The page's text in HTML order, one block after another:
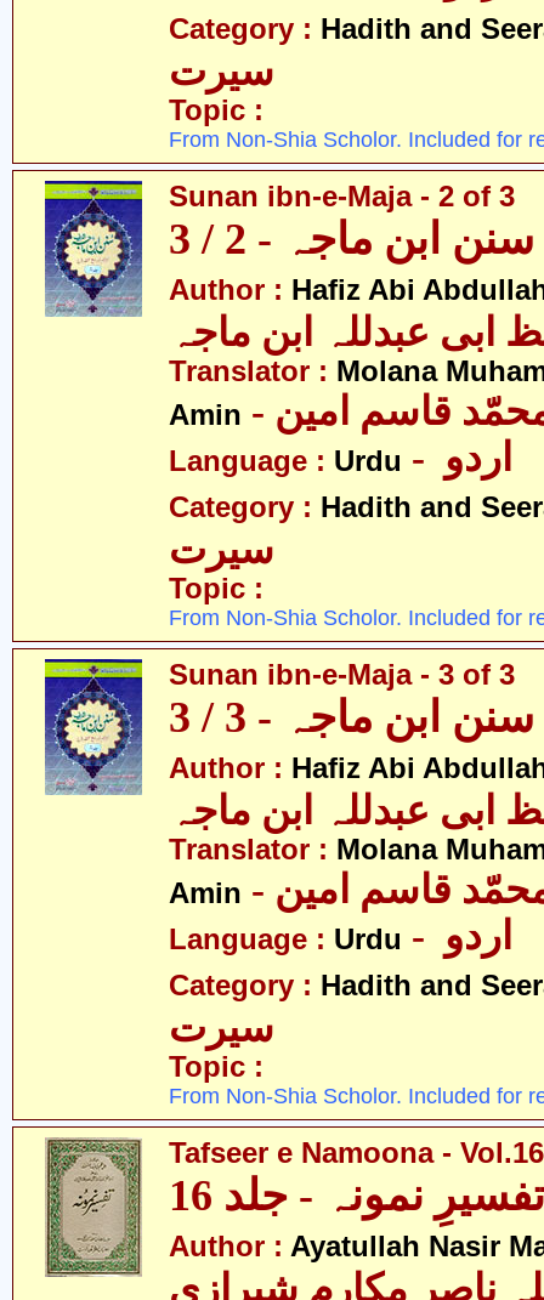
Category : Hadith and
سیرت
Topic :
From Non-Shia Scholor. Included for
Sunan ibn-e-Maja - 2 of 3
سنن ابن ماجہ - 2 / 3
Author : Hafiz Abi
ابی عبدللہ ابن ماجہ
Translator : Molana
Amin
محمّد قاسم امین
Language : Urdu
Category : Hadith and
سیرت
Topic :
From Non-Shia Scholor. Included for
Sunan ibn-e-Maja - 3 of 3
سنن ابن ماجہ - 3 / 3
Author : Hafiz Abi
ابی عبدللہ ابن ماجہ
Translator : Molana
Amin
محمّد قاسم امین
Language : Urdu
Category : Hadith and
سیرت
Topic :
From Non-Shia Scholor. Included for
Tafseer e Namoona - Vol.16
تفسیرِ نمونہ - جلد 16
Author : Ayatullah Nasir
ناصر مکارم شیرازی